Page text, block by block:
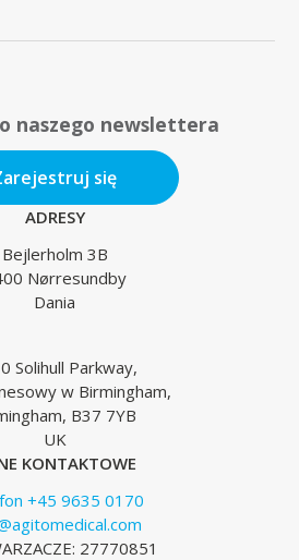
naszego newslettera
się
ADRESY
Bejlerholm 3B
Nørresundby
Dania
Solihull Parkway,
w Birmingham,
B37 7YB
UK
KONTAKTOWE
+45 9635 0170
27770851